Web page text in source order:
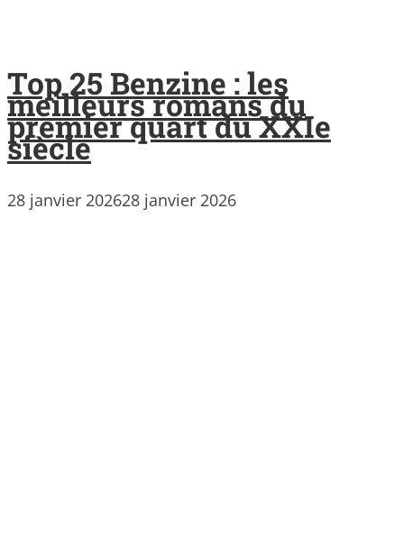
Top 25 Benzine : les
meilleurs romans du
premier quart du XXIe
siècle
28 janvier 202628 janvier 2026